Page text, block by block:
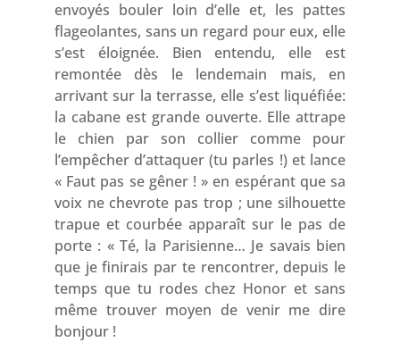
envoyés bouler loin d’elle et, les pattes
flageolantes, sans un regard pour eux, elle
s’est éloignée. Bien entendu, elle est
remontée dès le lendemain mais, en
arrivant sur la terrasse, elle s’est liquéfiée:
la cabane est grande ouverte. Elle attrape
le chien par son collier comme pour
l’empêcher d’attaquer (tu parles !) et lance
« Faut pas se gêner ! » en espérant que sa
voix ne chevrote pas trop ; une silhouette
trapue et courbée apparaît sur le pas de
porte : « Té, la Parisienne… Je savais bien
que je finirais par te rencontrer, depuis le
temps que tu rodes chez Honor et sans
même trouver moyen de venir me dire
bonjour !